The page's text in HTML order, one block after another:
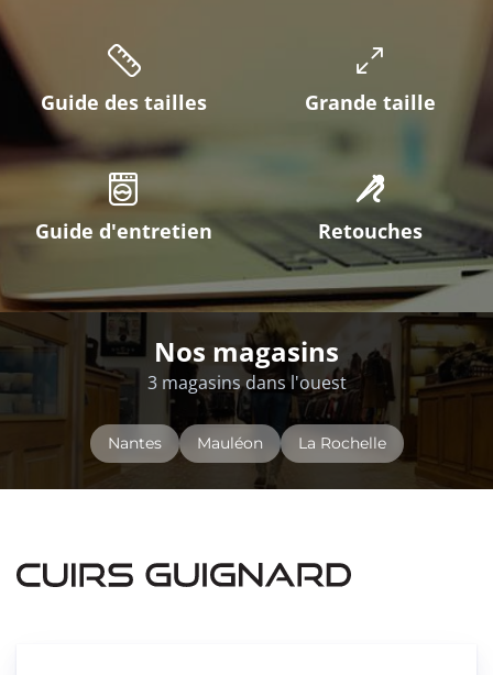
Guide des tailles Grande taille
Guide d'entretien Retouches
Nos magasins
3 magasins dans l'ouest
Nantes Mauléon La Rochelle